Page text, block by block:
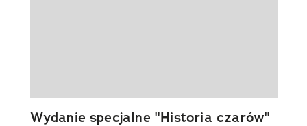
Wydanie specjalne "Historia czarów"